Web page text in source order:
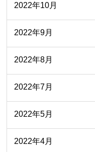
2022年10月
2022年9月
2022年8月
2022年7月
2022年5月
2022年4月